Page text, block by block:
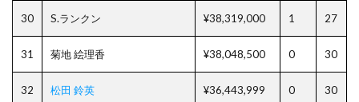
30 S.ランクン ¥38,319,000 1 27
31 菊地 絵理香 ¥38,048,500 0 30
32 松田 鈴英 ¥36,443,999 0 30